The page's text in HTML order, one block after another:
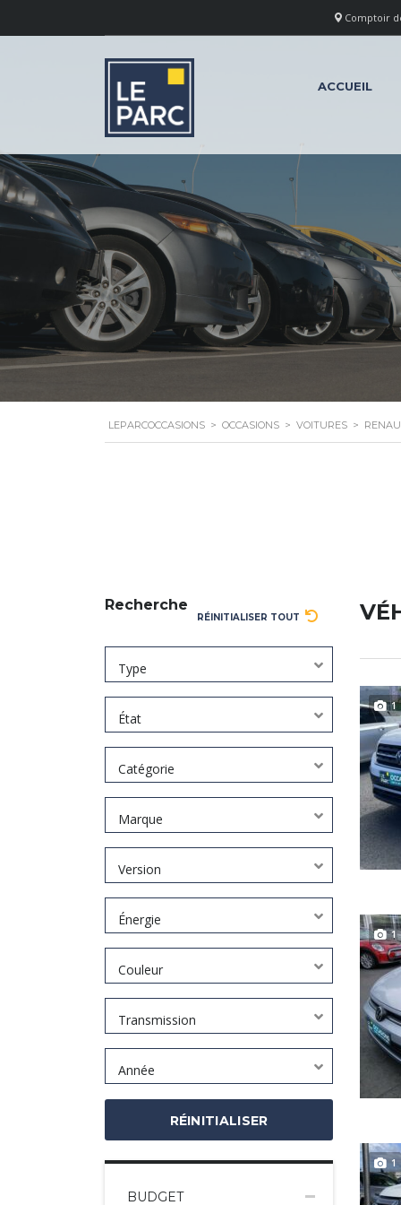
Comptoir
ACCUEIL
LEPARCOCCASIONS > OCCASIONS > VOITURES >
Recherche
RÉINITIALISER TOUT
Type
État
Catégorie
Marque
Version
Énergie
Couleur
Transmission
Année
RÉINITIALISER
BUDGET
1
1
1